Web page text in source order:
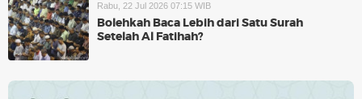
Rabu, 22 Jul 2026 07:15 WIB
Bolehkah Baca Lebih dari Satu Surah
Setelah Al Fatihah?